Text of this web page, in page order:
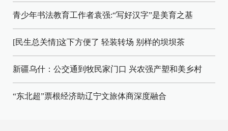
青少年书法教育工作者袁强:“写好汉字”是美育之基
[民生总关情]这下方便了 轻装转场 别样的坝坝茶
新疆乌什：公交通到牧民家门口 兴农强产塑和美乡村
“东北超”票根经济助辽宁文旅体商深度融合